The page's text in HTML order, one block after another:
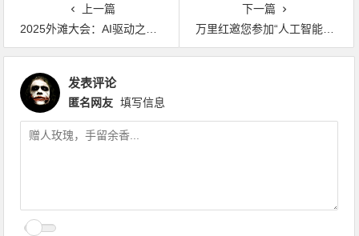
上一篇
2025外滩大会：AI驱动之下，探索网络安全的未来边界
下一篇
万里红邀您参加“人工智能+”军工数智化转型研讨会，共推智能升级新范式！
发表评论
匿名网友 填写信息